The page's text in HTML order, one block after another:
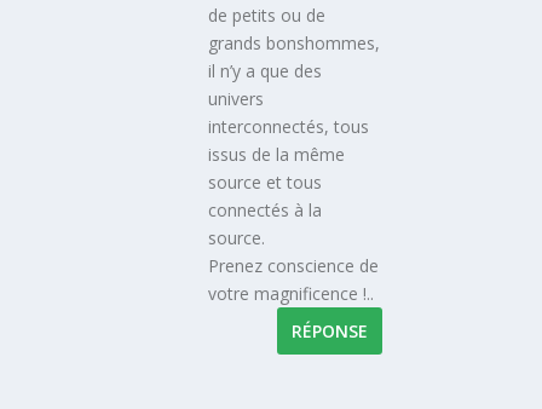
de petits ou de
grands bonshommes,
il n’y a que des
univers
interconnectés, tous
issus de la même
source et tous
connectés à la
source.
Prenez conscience de
votre magnificence !..
RÉPONSE